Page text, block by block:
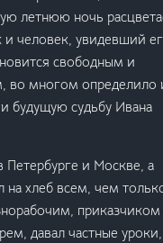
летнюю ночь
и человек, увидевший
свободным и
во многом определило
будущую судьбу Ивана
Петербурге и Москве, а
на хлеб всем, чем
приказчиком
давал частные